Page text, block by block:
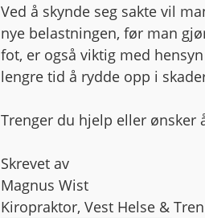
Ved å skynde seg sakte vil
nye belastningen, før man
fot, er også viktig med
lengre tid å rydde opp i
Trenger du hjelp eller ønsker
Skrevet av
Magnus Wist
Kiropraktor, Vest Helse &